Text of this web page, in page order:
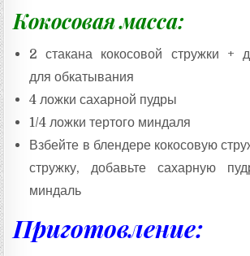
Кокосовая масса:
2 стакана кокосовой стружки +
для обкатывания
4 ложки сахарной пудры
1/4 ложки тертого миндаля
Взбейте в блендере кокосовую
стружку, добавьте сахарную
миндаль
Приготовление: